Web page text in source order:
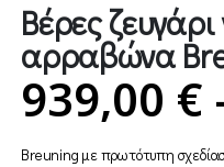
Βέρες
αρραβώνα
939,00 €
Breuning με πρωτότυπη